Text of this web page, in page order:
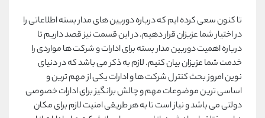
تا کنون سعی کرده ایم که درباره دوربین های مدار بسته اطلاعاتی را
در اختیار شما عزیزان قرار دهیم. در این قسمت نیز قصد داریم تا
درباره اهمیت دوربین مدار بسته برای ادارات و شرکت ها مواردی را
خدمت شما عزیزان بیان کنیم. لازم به ذکر می باشد که در دنیای
نوین امروز بحث کنترل شرکت ها و ادارات یکی از مهم ترین و
اساسی ترین موضوعات مهم و چالش برانگیز برای ادارات خصوصی
دولتی می باشد و نیاز است تا به هر طریقی امنیت لازم برای مکان